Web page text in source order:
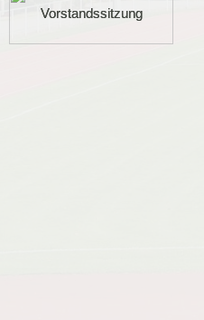
Vorstandssitzung
Vorstandssitzung